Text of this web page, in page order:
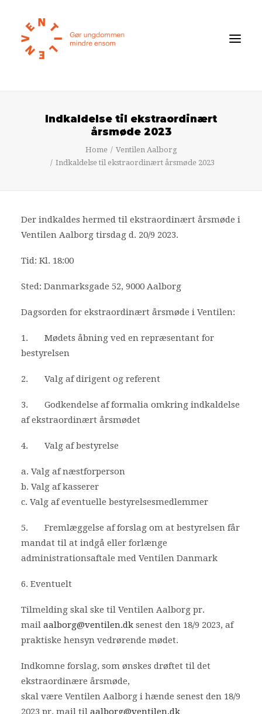
Om ensomhed
Bliv medlem
Shop
Bliv frivillig
Search
Cart
Indkaldelse til ekstraordinært
årsmøde 2023
Home
Ventilen Aalborg
Indkaldelse til ekstraordinært årsmøde 2023
Der indkaldes hermed til ekstraordinært årsmøde i
Ventilen Aalborg tirsdag d. 20/9 2023.
Tid: Kl. 18:00
Sted: Danmarksgade 52, 9000 Aalborg
Dagsorden for ekstraordinært årsmøde i Ventilen:
1. Mødets åbning ved en repræsentant for
bestyrelsen
2. Valg af dirigent og referent
3. Godkendelse af formalia omkring indkaldelse
af ekstraordinært årsmødet
4. Valg af bestyrelse
a. Valg af næstforperson
b. Valg af kasserer
c. Valg af eventuelle bestyrelsesmedlemmer
5. Fremlæggelse af forslag om at bestyrelsen får
mandat til at indgå eller forlænge
administrationsaftale med Ventilen Danmark
6. Eventuelt
Tilmelding skal ske til Ventilen Aalborg pr.
mail aalborg@ventilen.dk senest den 18/9 2023, af
praktiske hensyn vedrørende mødet.
Indkomne forslag, som ønskes drøftet til det
ekstraordinære årsmøde,
skal være Ventilen Aalborg i hænde senest den 18/9
2023 pr. mail til aalborg@ventilen.dk